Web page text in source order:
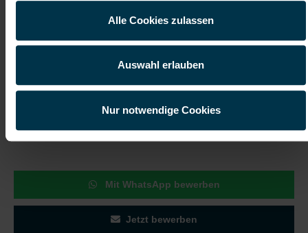
Alle Cookies zulassen
Auswahl erlauben
Nur notwendige Cookies
Gratis Parkplatz Weiterbildung
Erreichbarkeit
da während des Bewerbungs-
Mit WhatsApp bewerben
Jetzt bewerben